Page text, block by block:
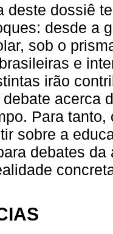
deste dossiê
desde a
sob o
e
irão
acerca
Para
sobre a
debates